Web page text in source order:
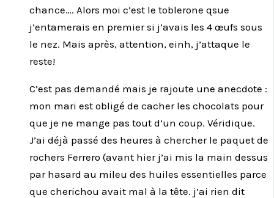
chance…. Alors moi c’est le toblerone qsue
j’entamerais en premier si j’avais les 4 œufs sous
le nez. Mais après, attention, einh, j’attaque le
reste!
C’est pas demandé mais je rajoute une anecdote :
mon mari est obligé de cacher les chocolats pour
que je ne mange pas tout d’un coup. Véridique.
J’ai déjà passé des heures à chercher le paquet de
rochers Ferrero (avant hier j’ai mis la main dessus
par hasard au mileu des huiles essentielles parce
que cherichou avait mal à la tête. j’ai rien dit